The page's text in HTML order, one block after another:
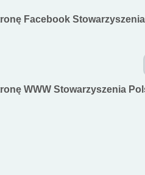
Facebook
WWW Stowarzyszenia